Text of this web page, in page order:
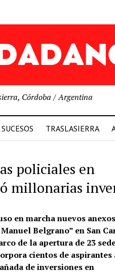
Córdoba / Argentina
SUCESOS TRASLASIERRA
policiales en
millonarias
en marcha nuevos
Belgrano” en San
de la apertura de 23
cientos de aspirantes
de inversiones en